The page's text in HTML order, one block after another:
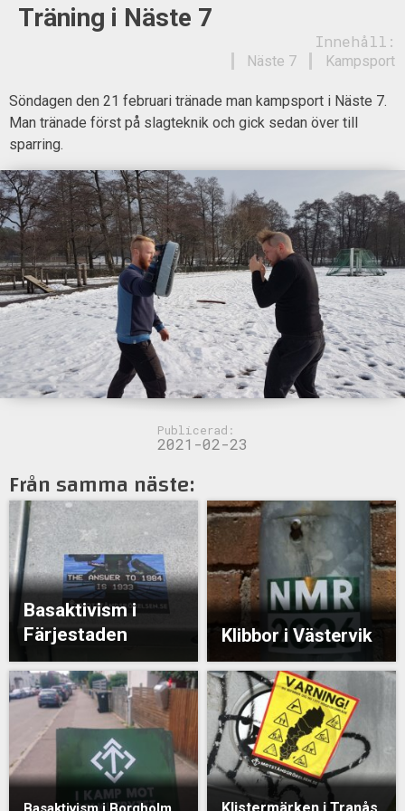
Träning i Näste 7
Innehåll:
Kampsport
Näste 7
Söndagen den 21 februari tränade man kampsport i Näste 7.
Man tränade först på slagteknik och gick sedan över till
sparring.
Publicerad:
2021-02-23
Från samma näste:
Basaktivism i
Färjestaden
Klibbor i Västervik
Klistermärken i Tranås